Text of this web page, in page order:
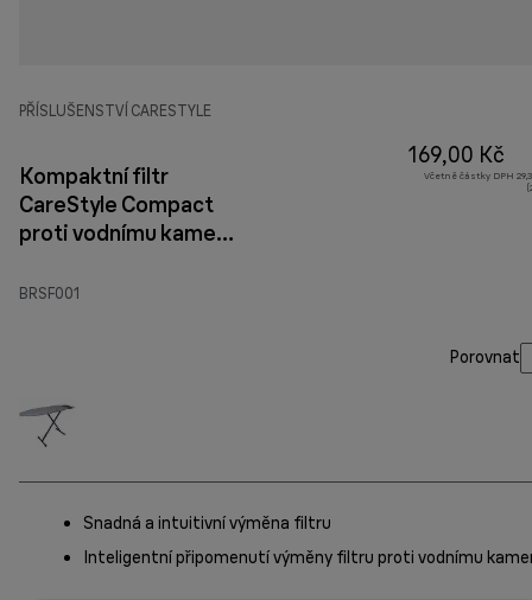
PŘÍSLUŠENSTVÍ CARESTYLE
Kompaktní filtr
CareStyle Compact
proti vodnímu kameni
BRSF001
169,00 Kč
Včetně částky DPH
Porovnat
Snadná a intuitivní výměna filtru
Inteligentní připomenutí výměny filtru proti vodnímu